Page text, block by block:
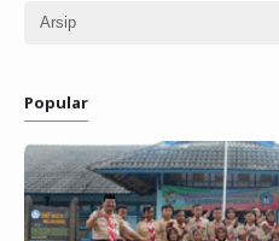
Popular